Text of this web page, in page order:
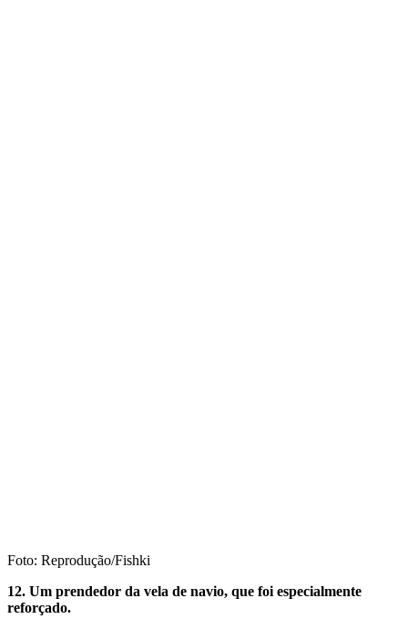
Foto: Reprodução/Fishki
12. Um prendedor da vela de navio, que foi especialmente
reforçado.